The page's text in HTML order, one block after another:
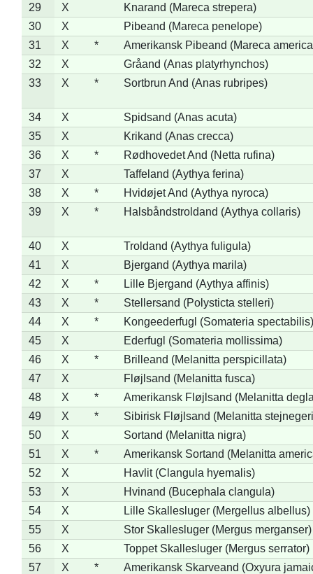
29
X
Knarand (Mareca strepera)
30
X
Pibeand (Mareca penelope)
31
X *
Amerikansk Pibeand (Mareca
32
X
Gråand (Anas platyrhynchos)
33
X * Sortbrun And (Anas rubripes)
34 X
Spidsand (Anas acuta)
35
X
Krikand (Anas crecca)
36
X *
Rødhovedet And (Netta rufina)
37
X
Taffeland (Aythya ferina)
38
X *
Hvidøjet And (Aythya nyroca)
39
X * Halsbåndstroldand (Aythya collaris)
40 X
Troldand (Aythya fuligula)
41
X
Bjergand (Aythya marila)
42
X *
Lille Bjergand (Aythya affinis)
43
X *
Stellersand (Polysticta stelleri)
44
X *
Kongeederfugl (Somateria spectabilis)
45
X
Ederfugl (Somateria mollissima)
46
X *
Brilleand (Melanitta perspicillata)
47
X
Fløjlsand (Melanitta fusca)
48
X *
Amerikansk Fløjlsand (Melanitta
49
X *
Sibirisk Fløjlsand (Melanitta
50
X
Sortand (Melanitta nigra)
51
X *
Amerikansk Sortand (Melanitta
52
X
Havlit (Clangula hyemalis)
53
X
Hvinand (Bucephala clangula)
54
X
Lille Skallesluger (Mergellus albellus)
55
X
Stor Skallesluger (Mergus merganser)
56
X
Toppet Skallesluger (Mergus serrator)
57
X *
Amerikansk Skarveand (Oxyura